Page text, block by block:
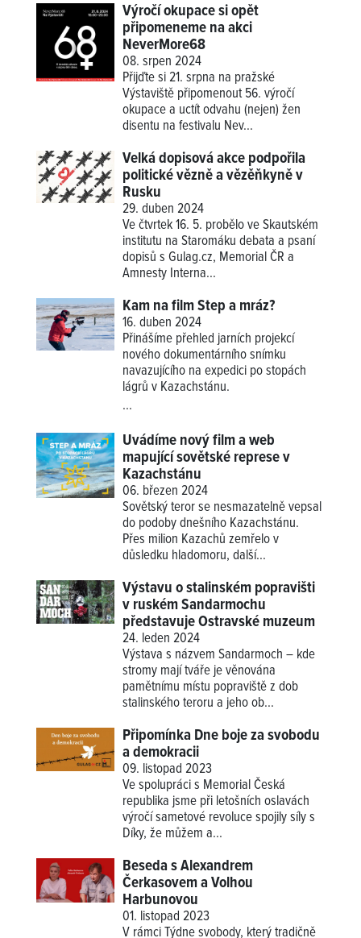
Výročí okupace si opět
připomeneme na akci
NeverMore68
08. srpen 2024
Přijďte si 21. srpna na pražské
Výstaviště připomenout 56. výročí
okupace a uctít odvahu (nejen) žen
disentu na festivalu Nev...
Velká dopisová akce podpořila
politické vězně a vězěňkyně v
Rusku
29. duben 2024
Ve čtvrtek 16. 5. probělo ve Skautském
institutu na Staromáku debata a psaní
dopisů s Gulag.cz, Memorial ČR a
Amnesty Interna...
Kam na film Step a mráz?
16. duben 2024
Přinášíme přehled jarních projekcí
nového dokumentárního snímku
navazujícího na expedici po stopách
lágrů v Kazachstánu.
...
Uvádíme nový film a web
mapující sovětské represe v
Kazachstánu
06. březen 2024
Sovětský teror se nesmazatelně vepsal
do podoby dnešního Kazachstánu.
Přes milion Kazachů zemřelo v
důsledku hladomoru, další...
Výstavu o stalinském popravišti
v ruském Sandarmochu
představuje Ostravské muzeum
24. leden 2024
Výstava s názvem Sandarmoch – kde
stromy mají tváře je věnována
pamětnímu místu popraviště z dob
stalinského teroru a jeho ob...
Připomínka Dne boje za svobodu
a demokracii
09. listopad 2023
Ve spolupráci s Memorial Česká
republika jsme při letošních oslavách
výročí sametové revoluce spojily síly s
Díky, že můžem a...
Beseda s Alexandrem
Čerkasovem a Volhou
Harbunovou
01. listopad 2023
V rámci Týdne svobody, který tradičně